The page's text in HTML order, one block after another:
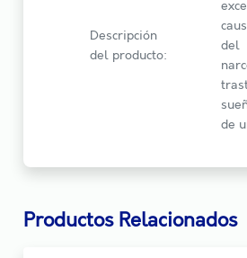
Descripción
del producto:
de
Productos Relacionados